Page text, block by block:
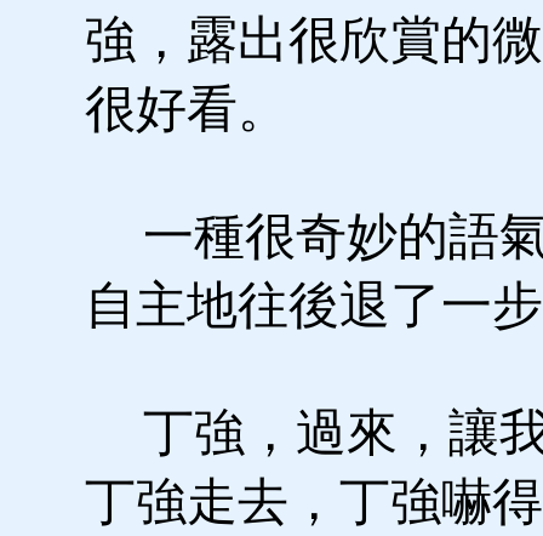
強，露出很欣賞的
很好看。
一種很奇妙的語
自主地往後退了一
丁強，過來，讓
丁強走去，丁強嚇